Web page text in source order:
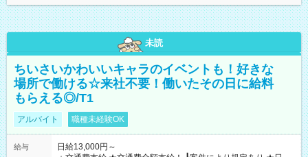
未読
ちいさいかわいいキャラのイベントも！好きな
場所で働ける☆来社不要！働いたその日に給料
もらえる◎/T1
アルバイト 職種未経験OK
給与
日給13,000円～